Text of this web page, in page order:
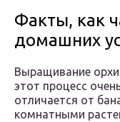
Факты, как
домашних
Выращивание
этот процесс
отличается от
комнатными